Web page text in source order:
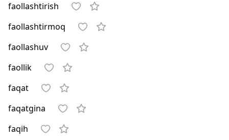
faollashtirish
faollashtirmoq
faollashuv
faollik
faqat
faqatgina
faqih